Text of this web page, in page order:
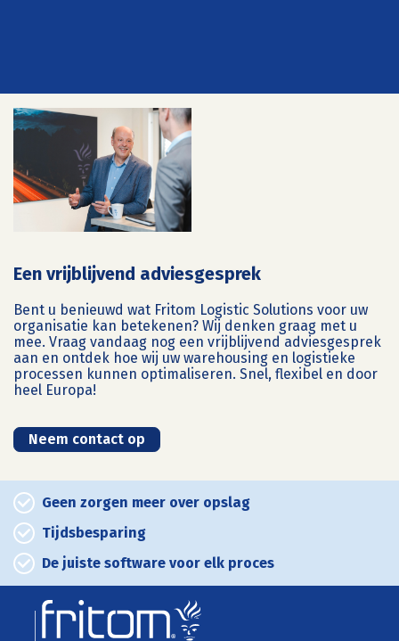
Een vrijblijvend adviesgesprek
Bent u benieuwd wat Fritom Logistic Solutions voor uw
organisatie kan betekenen? Wij denken graag met u
mee. Vraag vandaag nog een vrijblijvend adviesgesprek
aan en ontdek hoe wij uw warehousing en logistieke
processen kunnen optimaliseren. Snel, flexibel en door
heel Europa!
Neem contact op
Geen zorgen meer over opslag
Tijdsbesparing
De juiste software voor elk proces